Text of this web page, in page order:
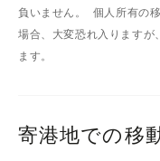
負いません。 個人所有の
場合、大変恐れ入りますが
ます。
寄港地での移